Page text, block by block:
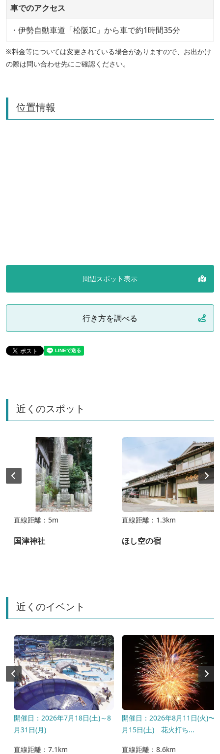
車でのアクセス
・伊勢自動車道「松阪IC」から車で約1時間35分
※料金等については変更されている場合がありますので、お出かけ
の際は問い合わせ先にご確認ください。
位置情報
周辺スポット表示
行き方を調べる
近くのスポット
直線距離：5m
国津神社
直線距離：1.3km
ほし空の宿
近くのイベント
開催日：2026年7月18日(土)～8
月31日(月)
直線距離：7.1km
開催日：2026年8月11日(火)〜8
月15日(土) 花火打ち...
直線距離：8.6km